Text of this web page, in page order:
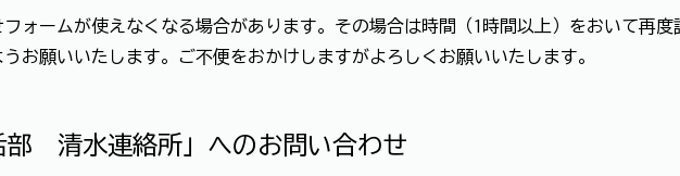
ォームが使えなくなる場合があります。その場合は時間（1時間以上）をおいて再
お願いいたします。ご不便をおかけしますがよろしくお願いいたします。
部 清水連絡所」へのお問い合わせ